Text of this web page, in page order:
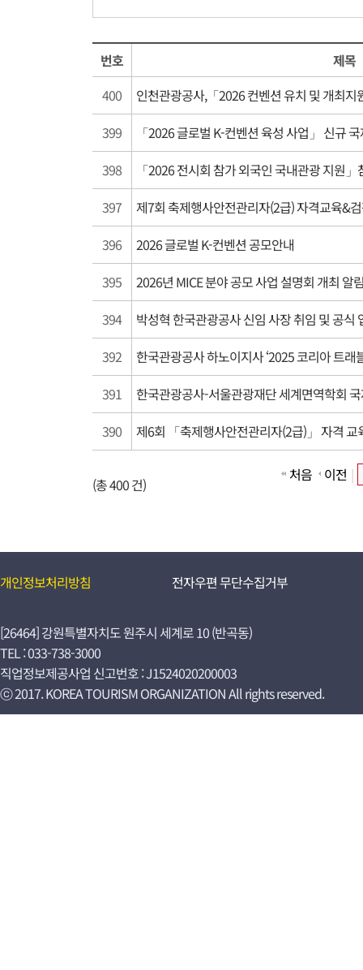
번호
제목
400
인천관광공사,「2026 컨벤션 유치 및 개최
399
「2026 글로벌 K-컨벤션 육성 사업」 신규
398
「2026 전시회 참가 외국인 국내관광 지원
397
제7회 축제행사안전관리자(2급) 자격교육&
396
2026 글로벌 K-컨벤션 공모안내
395
2026년 MICE 분야 공모 사업 설명회 개최 알
394
박성혁 한국관광공사 신임 사장 취임 및 공식
392
한국관광공사 하노이지사 ‘2025 코리아 트래
391
한국관광공사-서울관광재단 세계면역학회
390
제6회 「축제행사안전관리자(2급)」 자격 교
(총 400 건)
처음 이전 |
개인정보처리방침 전자우편 무단수집거부
[26464] 강원특별자치도 원주시 세계로 10 (반곡동)
TEL : 033-738-3000
직업정보제공사업 신고번호 : J1524020200003
ⓒ 2017. KOREA TOURISM ORGANIZATION All rights reserved.